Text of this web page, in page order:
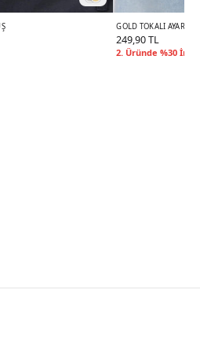
GOLD TOKALI
249,90 TL
2. Üründe %30